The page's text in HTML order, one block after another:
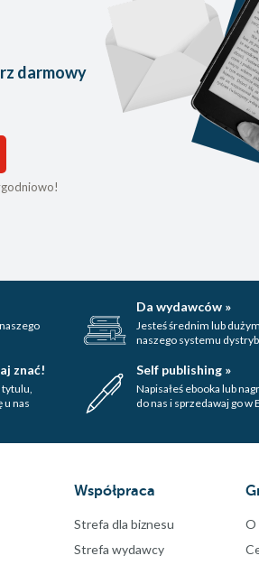
darmowy
Da wydawców »
Jesteś średnim lub
naszego systemu
znać!
u nas
Self publishing »
Napisałeś ebooka lub
do nas i sprzedawaj go w
Współpraca
Strefa dla biznesu
Strefa wydawcy
O